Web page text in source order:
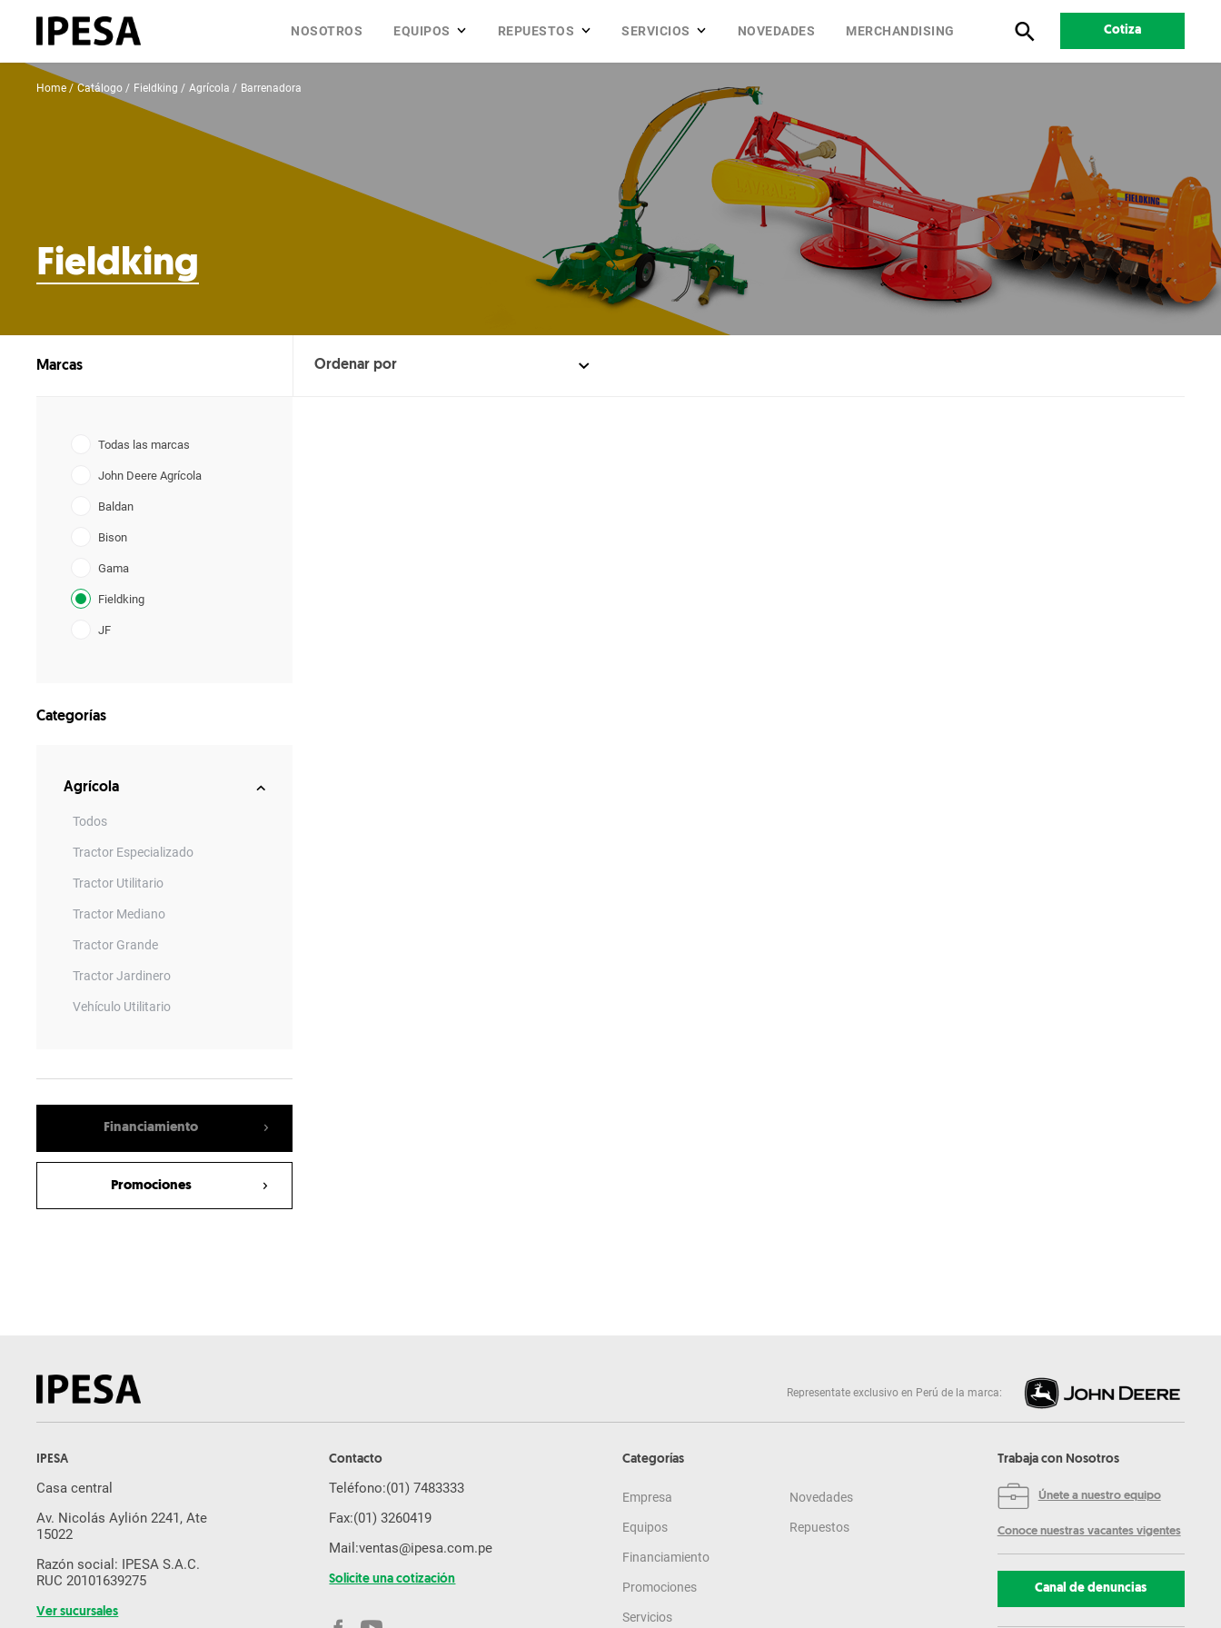
NOSOTROS EQUIPOS REPUESTOS SERVICIOS NOVEDADES MERCHANDISING Cotiza
Home Catálogo Fieldking Agrícola Barrenadora
Fieldking
Marcas
Todas las marcas
John Deere Agrícola
Baldan
Bison
Gama
Fieldking
JF
Categorías
Agrícola
Todos
Tractor Especializado
Tractor Utilitario
Tractor Mediano
Tractor Grande
Tractor Jardinero
Vehículo Utilitario
Empacadora
Sembradora Neumatica
Cosechadora De Caña
Rastra
Equipos Yanmar
Financiamiento
Promociones
Representate exclusivo en Perú de la marca:
IPESA
Casa central
Av. Nicolás Aylión 2241, Ate
15022
Razón social: IPESA S.A.C.
RUC 20101639275
Ver sucursales
Contacto
Teléfono:(01) 7483333
Fax:(01) 3260419
Mail:ventas@ipesa.com.pe
Solicite una cotización
Categorías
Empresa
Equipos
Financiamiento
Promociones
Servicios
Novedades
Repuestos
Trabaja con Nosotros
Únete a nuestro equipo
Conoce nuestras vacantes vigentes
Canal de denuncias